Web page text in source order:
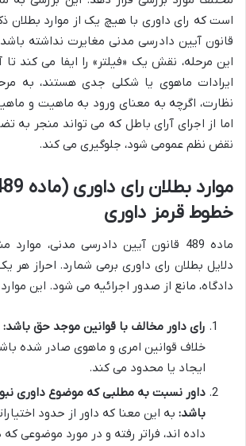
قانون آیین دادرسی مدنی مغایرت نداشته باشد.
این مرحله، نقش یک «فیلتر» را ایفا می کند تا
ایرادات ماهوی یا شکلی جدی هستند، به
نظارت، اگرچه به معنای ورود به ماهیت و
اما از اجرای آرای باطل که می تواند منجر به
نقض نظم عمومی شود، جلوگیری می کند.
خطوط قرمز داوری
ماده 489 قانون آیین دادرسی مدنی،
دلایل بطلان رای داوری برمی شمارد. احراز هر
دادگاه، مانع از صدور اجرائیه می شود. این
رای داور مخالف با قوانین موجد حق باشد:
خلاف قوانین امری و ماهوی صادر شده
ایجاد یا محدود می کند.
داور نسبت به مطلبی که موضوع داوری
باشد: به این معنا که داور از حدود
داده اند، فراتر رفته و در مورد موضوعی که